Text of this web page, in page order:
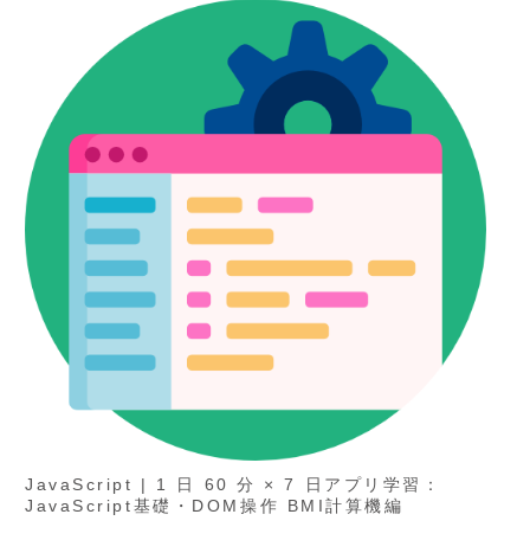
JavaScript | 1 日 60 分 × 7 日アプリ学習：
JavaScript基礎・DOM操作 BMI計算機編